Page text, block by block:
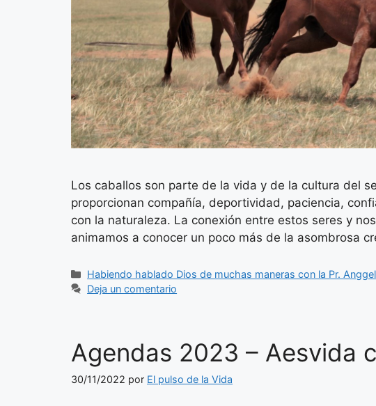
Los caballos son parte de la vida y de la cultura del
proporcionan compañía, deportividad, paciencia,
con la naturaleza. La conexión entre estos seres y
animamos a conocer un poco más de la asombrosa
Categorías
Habiendo hablado Dios de muchas maneras con la Pr.
Deja un comentario
Agendas 2023 – Aesvida
30/11/2022 por El pulso de la Vida